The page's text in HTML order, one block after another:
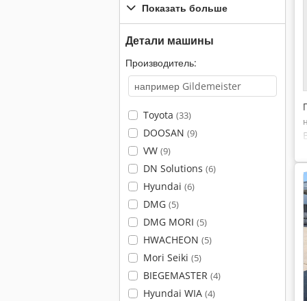
Показать больше
Детали машины
Производитель:
Toyota (33)
DOOSAN (9)
VW (9)
DN Solutions (6)
Hyundai (6)
DMG (5)
DMG MORI (5)
HWACHEON (5)
Mori Seiki (5)
BIEGEMASTER (4)
Hyundai WIA (4)